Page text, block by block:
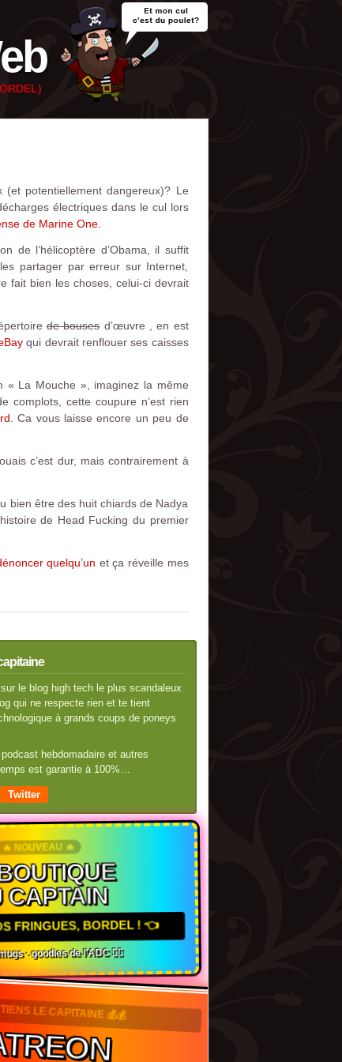
(et potentiellement dangereux)? Le
électriques dans le cul lors
de Marine One.
de l’hélicoptère d’Obama, il suffit
partager par erreur sur Internet,
fait bien les choses, celui-ci devrait
de bousesd’œuvre , en est
qui devrait renflouer ses caisses
« La Mouche », imaginez la même
complots, cette coupure n’est rien
. Ca vous laisse encore un peu de
c’est dur, mais contrairement à
bien être des huit chiards de Nadya
de Head Fucking du premier
quelqu’un et ça réveille mes
le blog high tech le plus scandaleux
qui ne respecte rien et te tient
à grands coups de poneys
hebdomadaire et autres
est garantie à 100%…
Twitter
🔥 NOUVEAU 🔥
CAPTAIN
FRINGUES, BORDEL ! 👈
· goodies de l'ADC 🏴‍☠️
LE CAPITAINE 💰💰